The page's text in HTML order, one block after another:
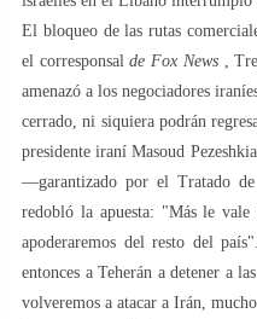
El bloqueo de las rutas
el corresponsalde Fox News,
amenazó a los negociadores
cerrado, ni siquiera podrán
presidente iraní Masoud
—garantizado por el Tratado
redobló la apuesta: "Más le vale
apoderaremos del resto del
entonces a Teherán a detener a
volveremos a atacar a Irán,